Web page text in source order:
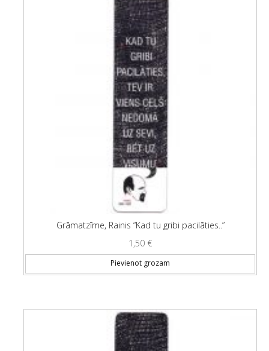
Grāmatzīme, Rainis “Kad tu gribi pacilāties..”
1,50 €
Pievienot grozam